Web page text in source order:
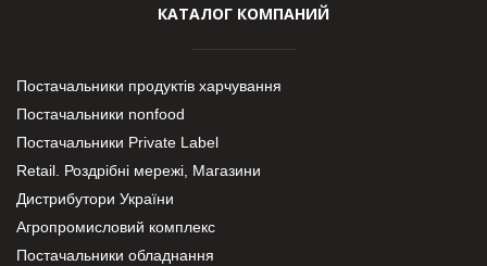
КАТАЛОГ КОМПАНИЙ
Постачальники продуктів харчування
Постачальники nonfood
Постачальники Private Label
Retail. Роздрібні мережі, Магазини
Дистрибутори України
Агропромисловий комплекс
Постачальники обладнання